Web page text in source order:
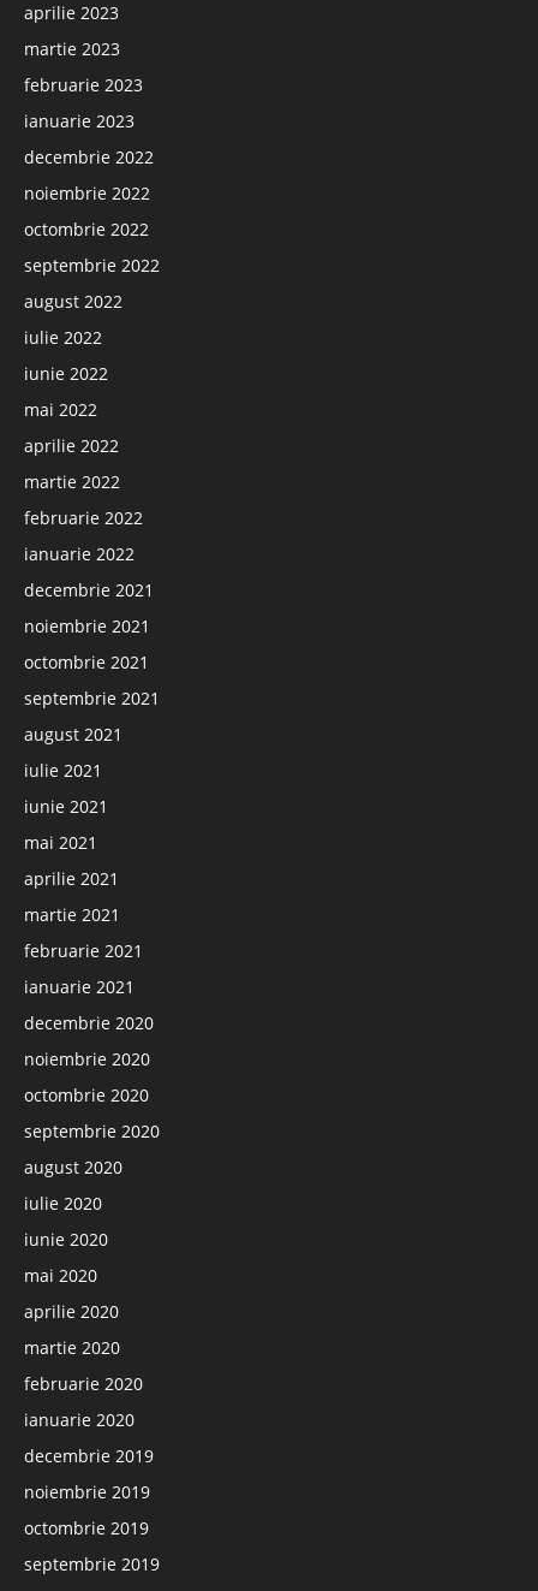
aprilie 2023
martie 2023
februarie 2023
ianuarie 2023
decembrie 2022
noiembrie 2022
octombrie 2022
septembrie 2022
august 2022
iulie 2022
iunie 2022
mai 2022
aprilie 2022
martie 2022
februarie 2022
ianuarie 2022
decembrie 2021
noiembrie 2021
octombrie 2021
septembrie 2021
august 2021
iulie 2021
iunie 2021
mai 2021
aprilie 2021
martie 2021
februarie 2021
ianuarie 2021
decembrie 2020
noiembrie 2020
octombrie 2020
septembrie 2020
august 2020
iulie 2020
iunie 2020
mai 2020
aprilie 2020
martie 2020
februarie 2020
ianuarie 2020
decembrie 2019
noiembrie 2019
octombrie 2019
septembrie 2019